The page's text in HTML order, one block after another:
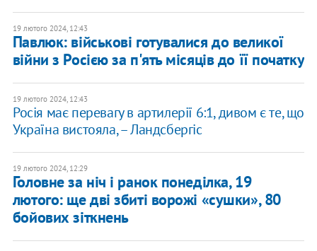
19 лютого 2024, 12:43
​Павлюк: військові готувалися до великої
війни з Росією за п'ять місяців до її початку
19 лютого 2024, 12:43
Росія має перевагу в артилерії 6:1, дивом є те, що
Україна вистояла, – Ландсбергіс
19 лютого 2024, 12:29
Головне за ніч і ранок понеділка, 19
лютого: ще дві збиті ворожі «сушки», 80
бойових зіткнень